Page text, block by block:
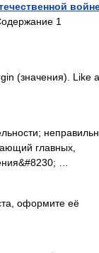
1
(значения). Like a
главных,
…
оформите её